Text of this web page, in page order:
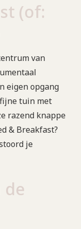
(of:
van
eigen opgang
tuin met
razend knappe
& Breakfast?
je